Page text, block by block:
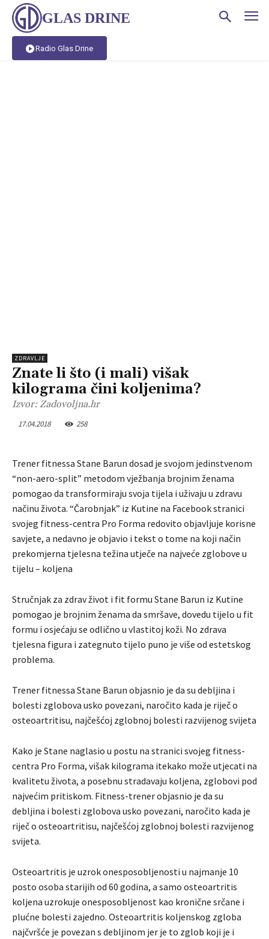
GLAS DRINE
Radio Glas Drine
ZDRAVLJE
Znate li što (i mali) višak
kilograma čini koljenima?
Izvor: Zadovoljna.hr
17.04.2018 258
Trener fitnessa Stane Barun dosad je svojom jedinstvenom
“non-aero-split” metodom vježbanja brojnim ženama
pomogao da transformiraju svoja tijela i uživaju u zdravu
načinu života. “Čarobnjak” iz Kutine na Facebook stranici
svojeg fitness-centra Pro Forma redovito objavljuje korisne
savjete, a nedavno je objavio i tekst o tome na koji način
prekomjerna tjelesna težina utječe na najveće zglobove u
tijelu – koljena
Stručnjak za zdrav život i fit formu Stane Barun iz Kutine
pomogao je brojnim ženama da smršave, dovedu tijelo u fit
formu i osjećaju se odlično u vlastitoj koži. No zdrava
tjelesna figura i zategnuto tijelo puno je više od estetskog
problema.
Trener fitnessa Stane Barun objasnio je da su debljina i
bolesti zglobova usko povezani, naročito kada je riječ o
osteoartritisu, najčešćoj zglobnoj bolesti razvijenog svijeta
Kako je Stane naglasio u postu na stranici svojeg fitness-
centra Pro Forma, višak kilograma itekako može utjecati na
kvalitetu života, a posebnu stradavaju koljena, zglobovi pod
najvećim pritiskom. Fitness-trener objasnio je da su
debljina i bolesti zglobova usko povezani, naročito kada je
riječ o osteoartritisu, najčešćoj zglobnoj bolesti razvijenog
svijeta.
Osteoartritis je uzrok onesposobljenosti u najmanje 10
posto osoba starijih od 60 godina, a samo osteoartritis
koljena uzrokuje onesposobljenost kao kronične srčane i
plućne bolesti zajedno. Osteoartritis koljenskog zgloba
najčvršće je povezan s debljinom jer je to zglob koji je i